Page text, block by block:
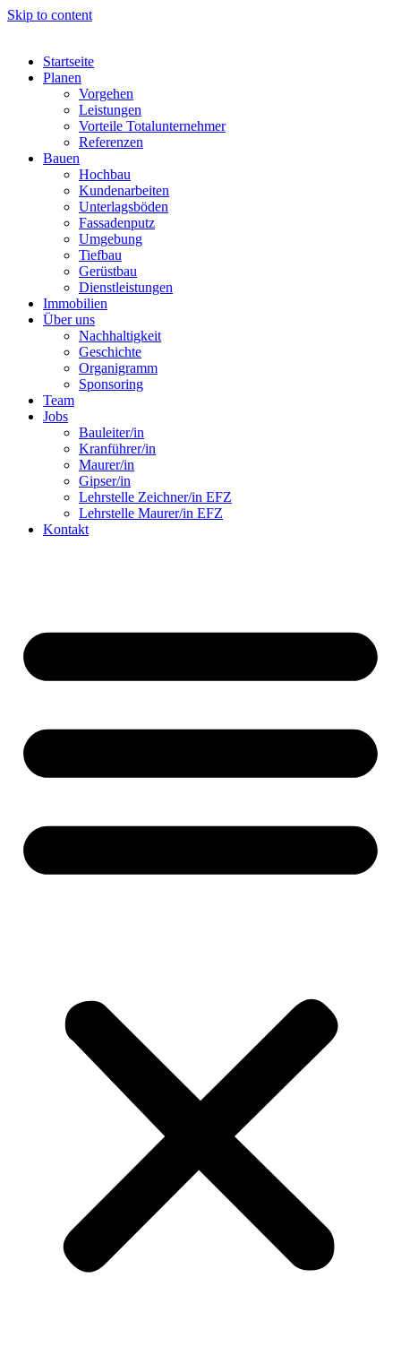
Skip to content
Startseite
Planen
Vorgehen
Leistungen
Vorteile Totalunternehmer
Referenzen
Bauen
Hochbau
Kundenarbeiten
Unterlagsböden
Fassadenputz
Umgebung
Tiefbau
Gerüstbau
Dienstleistungen
Immobilien
Über uns
Nachhaltigkeit
Geschichte
Organigramm
Sponsoring
Team
Jobs
Bauleiter/in
Kranführer/in
Maurer/in
Gipser/in
Lehrstelle Zeichner/in EFZ
Lehrstelle Maurer/in EFZ
Kontakt